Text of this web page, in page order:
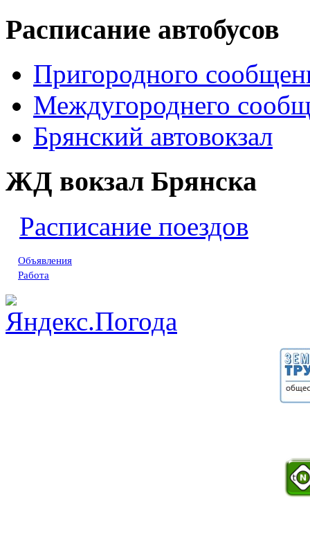
Расписание автобусов
Пригородного
Междугороднего
Брянский автовокзал
ЖД вокзал Брянска
Расписание поездов
Объявления
Работа